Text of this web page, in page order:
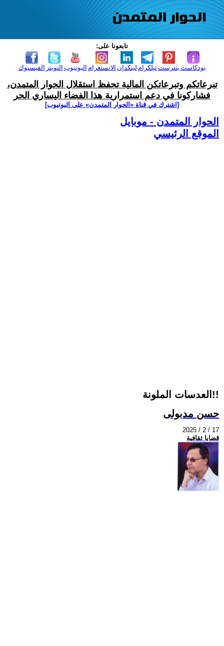
تابعونا على:
الفيسبوك التويتر اليوتيوب الانستغرام لينكدإن تيلكرامبنترست بودكاست
تبرعاتكم وتبرعاتكن المالية تحفظ استقلال الحوار المتمدن،
فشاركونا في دعم استمرارية هذا الفضاء اليساري الحر
[اشترك في قناة ‫«الحوار المتمدن» على اليوتيوب]
الحوار المتمدن - موبايل
الموقع الرئيسي
العدسات الملونة!!
حسن مدبولى
2025 / 2 / 17
قضايا ثقافية